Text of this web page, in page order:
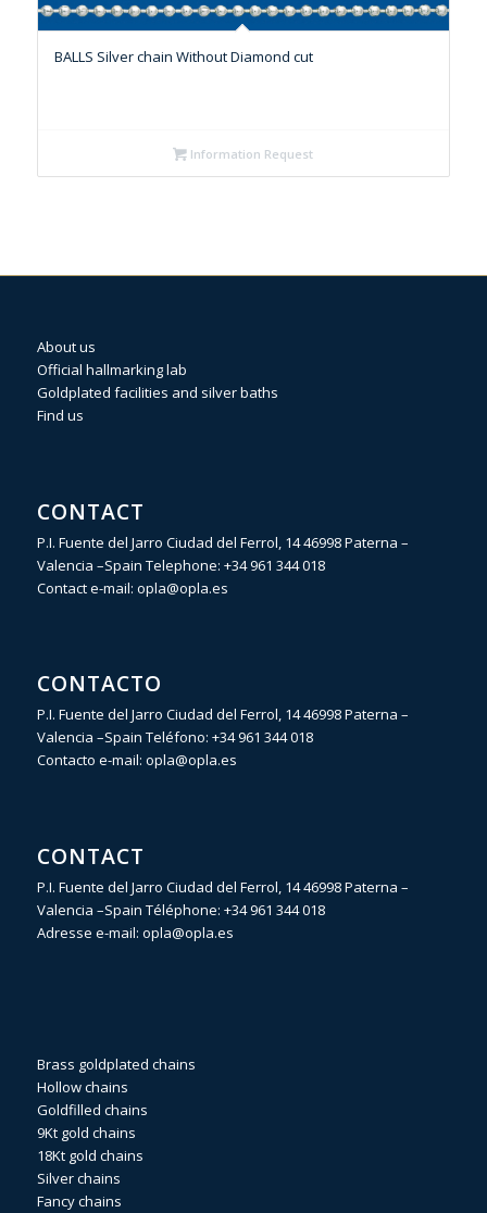
BALLS Silver chain Without Diamond cut
Information Request
About us
Official hallmarking lab
Goldplated facilities and silver baths
Find us
CONTACT
P.I. Fuente del Jarro Ciudad del Ferrol, 14 46998 Paterna –
Valencia –Spain Telephone: +34 961 344 018
Contact e-mail: opla@opla.es
CONTACTO
P.I. Fuente del Jarro Ciudad del Ferrol, 14 46998 Paterna –
Valencia –Spain Teléfono: +34 961 344 018
Contacto e-mail: opla@opla.es
CONTACT
P.I. Fuente del Jarro Ciudad del Ferrol, 14 46998 Paterna –
Valencia –Spain Téléphone: +34 961 344 018
Adresse e-mail: opla@opla.es
Brass goldplated chains
Hollow chains
Goldfilled chains
9Kt gold chains
18Kt gold chains
Silver chains
Fancy chains